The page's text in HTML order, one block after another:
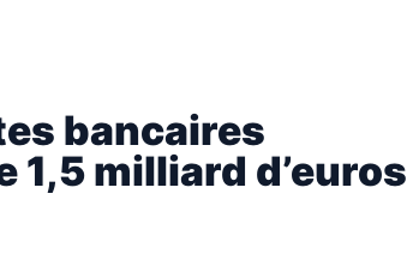
bancaires
1,5 milliard d’euros